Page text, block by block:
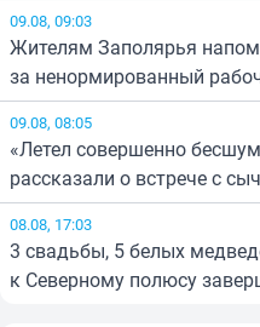
09.08, 09:03
Жителям Заполярья
за ненормированный
09.08, 08:05
«Летел совершенно
рассказали о встрече с
08.08, 17:03
3 свадьбы, 5 белых
к Северному полюсу